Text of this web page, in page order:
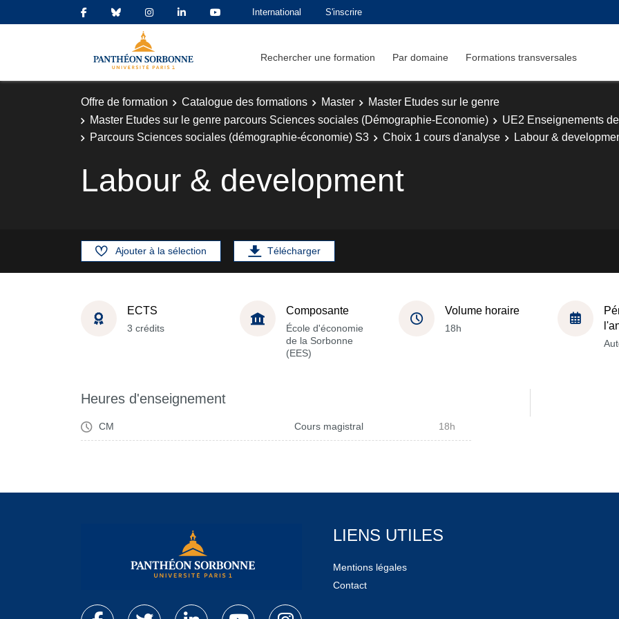
International S'inscrire
Rechercher une formation Par domaine Formations transversales
Offre de formation Catalogue des formations Master
Master Etudes sur le genre
Master Etudes sur le genre parcours Sciences sociales (Démographie-Economie)
UE2 Enseignements
Parcours Sciences sociales (démographie-économie) S3
Choix 1 cours d'analyse Labour &
Labour & development
Ajouter à la sélection Télécharger
ECTS
3 crédits
Composante
École d'économie
de la Sorbonne
(EES)
Volume horaire
18h
Heures d'enseignement
CM Cours magistral 18h
LIENS UTILES
Mentions légales
Contact